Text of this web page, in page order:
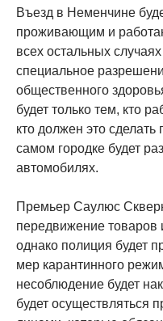
Въезд в Неменчине
проживающим и
всех остальных
специальное
общественного
будет только тем, кто
кто должен это
самом городке будет
автомобилях.
Премьер Саулюс
передвижение товаров
однако полиция будет
мер карантинного
несоблюдение будет
будет осуществляться